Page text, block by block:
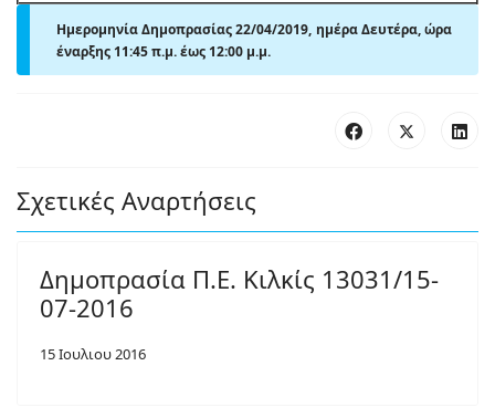
Ημερομηνία Δημοπρασίας 22/04/2019, ημέρα Δευτέρα,ώρα
έναρξης 11:45 π.μ. έως 12:00 μ.μ.
Σχετικές Αναρτήσεις
Δημοπρασία Π.Ε. Κιλκίς 13031/15-
07-2016
15 Ιουλιου 2016